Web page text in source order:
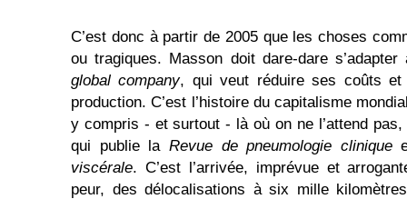
C’est donc à partir de 2005 que les choses
ou tragiques. Masson doit dare-dare
global company, qui veut réduire ses coûts
production. C’est l’histoire du capitalisme
y compris - et surtout - là où on ne l’attend pas,
qui publie la Revue de pneumologie clinique
viscérale. C’est l’arrivée, imprévue et
peur, des délocalisations à six mille